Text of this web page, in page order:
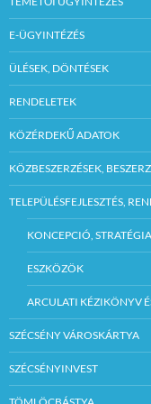
– A vevő köteles
hozzájárulni ahhoz,
hogy a tulajdonjog-
fenntartással történt
eladás ténye az
ingatlan-
nyilvántartásba az
eladó javára
bejegyzésre kerüljön.
tulajdonjog
fenntartás tényének
törléséhez történő
hozzájárulás
megadására a
polgármester
polgármester a
tulajdonjog
fenntartás tényének
törléséhez
hozzájárul, ha a vevő
a még fennálló
maradéktalanul
kiegyenlítette.
E-ÜGYINTÉZÉS
ÜLÉSEK, DÖNTÉSEK
RENDELETEK
KÖZÉRDEKŰ ADATOK
KÖZBESZERZÉSEK,
TELEPÜLÉSFEJLESZTÉS,
KONCEPCIÓ, STRATÉGIA
ESZKÖZÖK
ARCULATI KÉZIKÖNYV
SZÉCSÉNY VÁROSKÁRTYA
SZÉCSÉNYINVEST